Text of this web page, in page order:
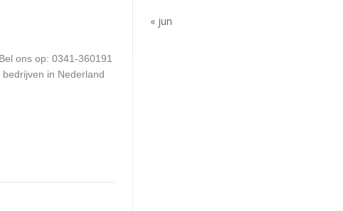
ons op: 0341-360191
in Nederland
« jun